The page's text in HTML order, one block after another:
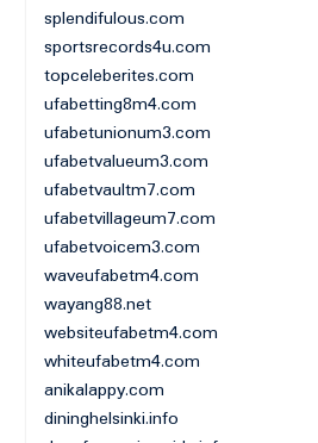
splendifulous.com
sportsrecords4u.com
topceleberites.com
ufabetting8m4.com
ufabetunionum3.com
ufabetvalueum3.com
ufabetvaultm7.com
ufabetvillageum7.com
ufabetvoicem3.com
waveufabetm4.com
wayang88.net
websiteufabetm4.com
whiteufabetm4.com
anikalappy.com
dininghelsinki.info